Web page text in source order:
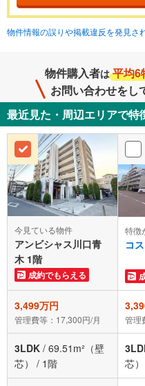
物件情報の誤りや掲載違反を発見さ
物件購入者は 平均6
お問い合わせをし
最近見た・周辺エリアで特
今見ている物件
アンビシャス川口青
木 1階
成約でもらえる
特徴
コ
3,499万円
管理費等：17,300円/月 管理
3LDK / 69.51m²（壁
芯）
/ 1階
芯）